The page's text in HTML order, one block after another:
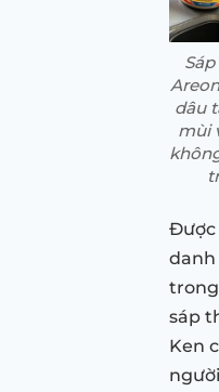
dâu
mùi
Được
danh
sáp
Ken